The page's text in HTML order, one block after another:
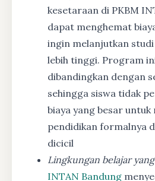
kesetaraan di PKBM
dapat menghemat
ingin melanjutkan
lebih tinggi. Program
dibandingkan dengan
sehingga siswa tidak
biaya yang besar untuk
pendidikan formalnya
dicicil
Lingkungan belajar
INTAN Bandung